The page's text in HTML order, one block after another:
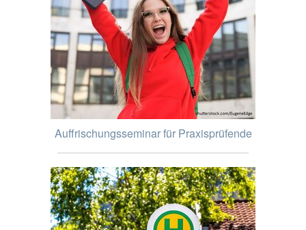
Auffrischungsseminar für Praxisprüfende